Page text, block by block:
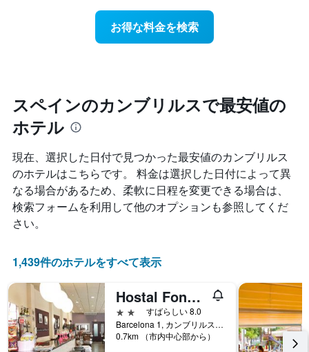
ラ
ン
ク
ご
と
の
カ
テ
ゴ
リ
ー
表
し
て
ま
す。
表
の
に
集
計
て
表
示
し
た
も
す
の
軸
1
本
れ
て
客
室
料
金
が
ど
の
よ
う
化
す
か
を
表
し
お得な料金を検索
スペインのカンブリルスで最安値の
ホテル
現在、選択した日付で見つかった最安値のカンブリルス
のホテルはこちらです。 料金は選択した日付によって異
なる場合があるため、柔軟に日程を変更できる場合は、
検索フォームを利用して他のオプションも参照してくだ
さい。
1,439件のホテルをすべて表示
Hostal Fonda Montserrat
2つ星
すばらしい 8.0
Barcelona 1, カンブリルス, カタルーニャ, スペイン
0.7km （市内中心部から）